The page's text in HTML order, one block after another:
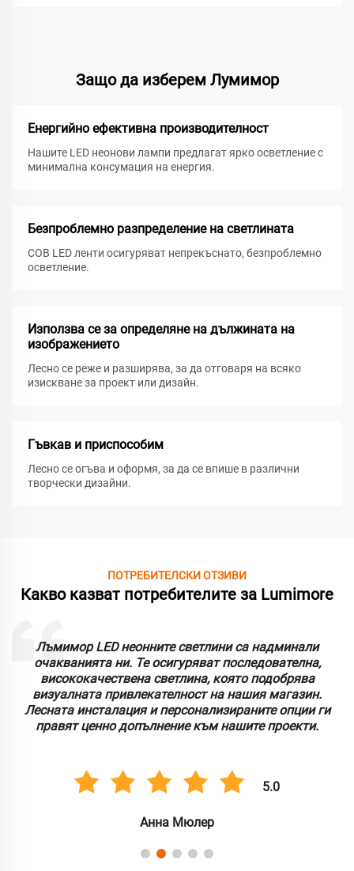
Защо да изберем Лумимор
Енергийно ефективна производителност
Нашите LED неонови лампи предлагат ярко осветление с
минимална консумация на енергия.
Безпроблемно разпределение на светлината
COB LED ленти осигуряват непрекъснато, безпроблемно
осветление.
Използва се за определяне на дължината на
изображението
Лесно се реже и разширява, за да отговаря на всяко
изискване за проект или дизайн.
Гъвкав и приспособим
Лесно се огъва и оформя, за да се впише в различни
творчески дизайни.
ПОТРЕБИТЕЛСКИ ОТЗИВИ
Какво казват потребителите за Lumimore
Лъмимор LED неонните светлини са надминали
очакванията ни. Те осигуряват последователна,
висококачествена светлина, която подобрява
визуалната привлекателност на нашия магазин.
Лесната инсталация и персонализираните опции ги
правят ценно допълнение към нашите проекти.
5.0
Анна Мюлер